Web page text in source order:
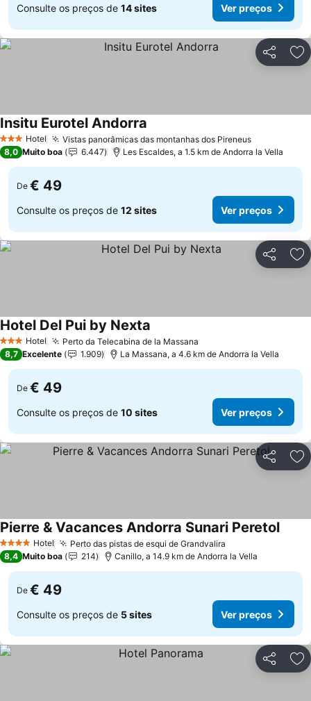
Consulte os preços de 14 sites Ver preços
Partilhar
3 EstrelasHotel Vistas panorâmicas das montanhas dos PireneusVer preços
Insitu Eurotel Andorra
8,0 Muito boa 6.447 Les Escaldes, a 1.5 km de Andorra la Vella
De € 49
Consulte os preços de 12 sites Ver preços
Partilhar
3 EstrelasHotel Perto da Telecabina de la Massana
Hotel Del Pui by Nexta
8,7 Excelente 1.909 La Massana, a 4.6 km de Andorra la Vella
De € 49
Consulte os preços de 10 sites Ver preços
Partilhar
4 EstrelasHotel Perto das pistas de esqui de Grandvalira
Pierre & Vacances Andorra Sunari PeretolVer
8,4 Muito boa 214 Canillo, a 14.9 km de Andorra la Vella
De € 49
Consulte os preços de 5 sites Ver preços
Partilhar